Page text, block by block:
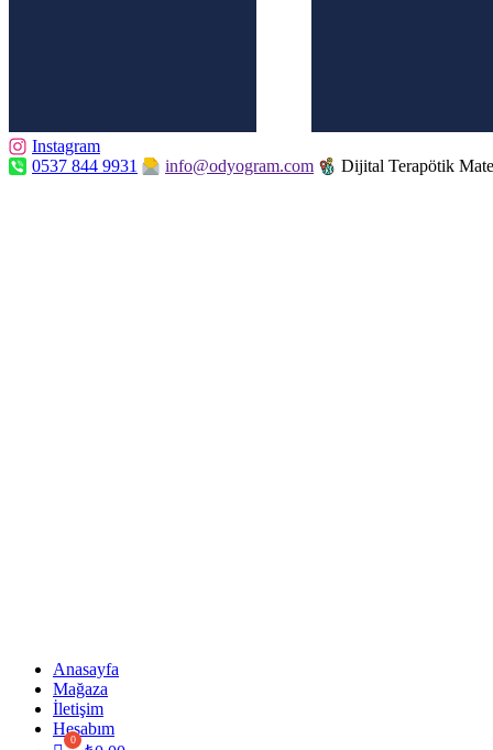
Instagram
0537 844 9931
info@odyogram.com Dijital Terapötik
Anasayfa
Mağaza
İletişim
Hesabım